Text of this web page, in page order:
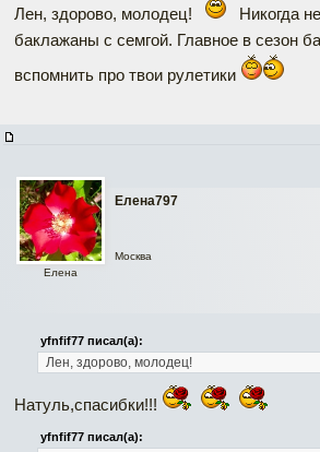
Лен, здорово, молодец!
Никогда
баклажаны с семгой. Главное в сезон
вспомнить про твои рулетики
Елена797
Елена
Москва
yfnfif77 писал(а):
Лен, здорово, молодец!
Натуль,спасибки!!!
yfnfif77 писал(а):